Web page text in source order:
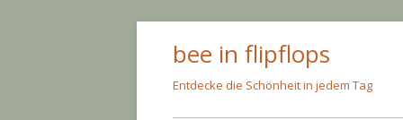
bee in flipflops
Entdecke die Schönheit in jedem Tag